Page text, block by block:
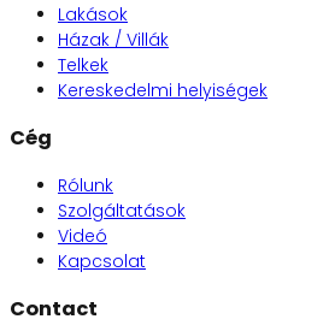
Lakások
Házak / Villák
Telkek
Kereskedelmi helyiségek
Cég
Rólunk
Szolgáltatások
Videó
Kapcsolat
Contact